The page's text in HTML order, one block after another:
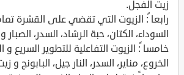
زيت الفجل.
رابعا ً: الزيوت التي تقضي على القشرة
السوداء، الكتان، حبة الرشاد، السدر، الصبار
خامسا ً: الزيوت التفاعلية للتطوير السريع
الخروع، مناير، السدر، النار جيل، البابونج و